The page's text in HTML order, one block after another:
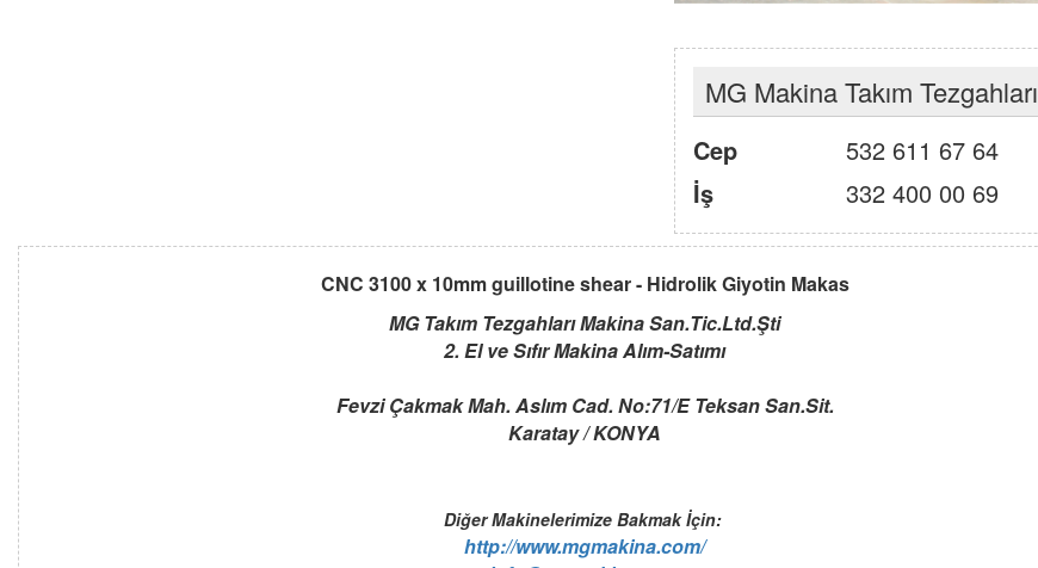
MG Makina Takım Tezgahları
Cep
532 611 67 64
İş
332 400 00 69
CNC 3100 x 10mm guillotine shear - Hidrolik Giyotin Makas
MGTakım Tezgahları Makina San.Tic.Ltd.Şti
2. El ve Sıfır Makina Alım-Satımı
Fevzi Çakmak Mah. Aslım Cad. No:71/E Teksan San.Sit.
Karatay / KONYA
Diğer Makinelerimize Bakmak İçin:
http://www.mgmakina.com/